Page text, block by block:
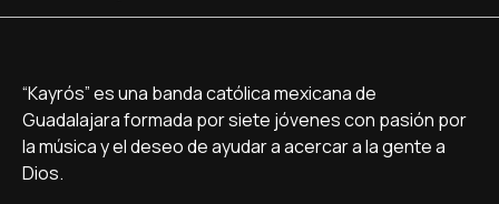
“Kayrós” es una banda católica mexicana de
Guadalajara formada por siete jóvenes con pasión por
la música y el deseo de ayudar a acercar a la gente a
Dios.